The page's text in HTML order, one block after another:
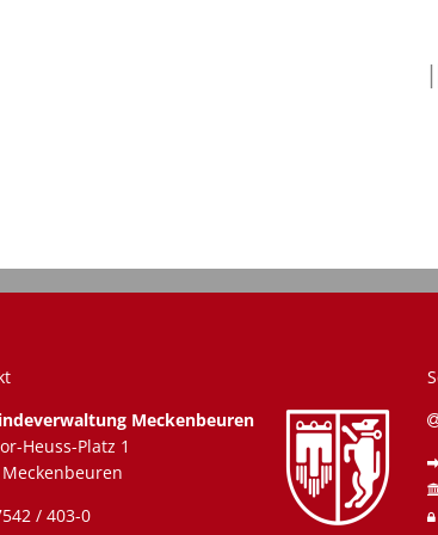
Meckenbeuren
Heuss-Platz 1
/ 403-0